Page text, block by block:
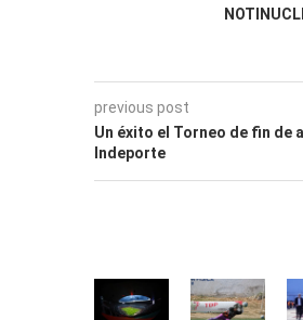
previous post
Un éxito el Torneo de fin de
Indeporte